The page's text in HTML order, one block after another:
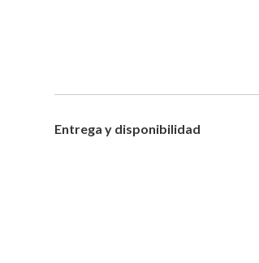
Entrega y disponibilidad